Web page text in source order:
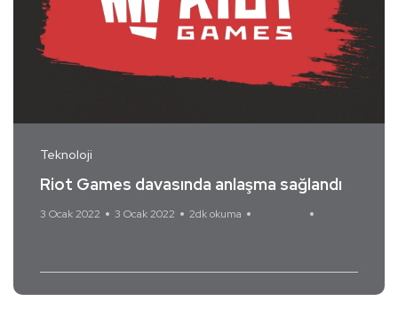
Teknoloji
Riot Games davasında anlaşma sağlandı
3 Ocak 2022 3 Ocak 2022 2dk okuma